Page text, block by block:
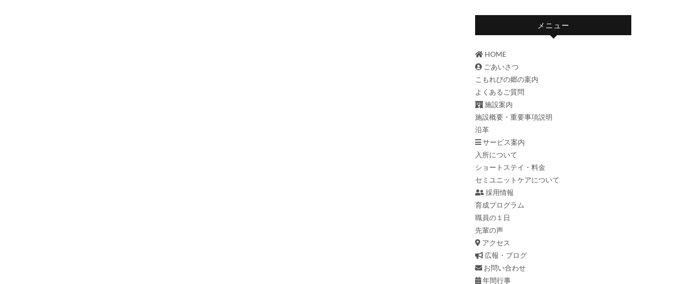
メニュー
HOME
ごあいさつ
こもれびの郷の案内
よくあるご質問
施設案内
施設概要・重要事項説明
沿革
サービス案内
入所について
ショートステイ・料金
セミユニットケアについて
採用情報
育成プログラム
職員の１日
先輩の声
アクセス
広報・ブログ
お問い合わせ
年間行事